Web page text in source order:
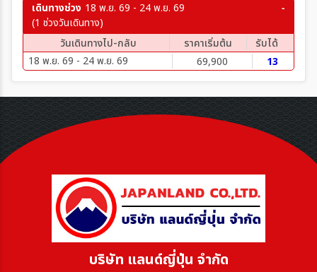
เดินทางช่วง 18 พ.ย. 69 - 24 พ.ย. 69
(1 ช่วงวันเดินทาง)
วันเดินทางไป-กลับ
ราคาเริ่มต้น
รับได้
18 พ.ย. 69 - 24 พ.ย. 69
69,900 13
บริษัท แลนด์ญี่ปุ่น จำกัด